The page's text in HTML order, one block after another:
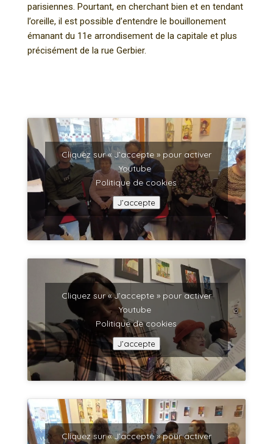
parisiennes. Pourtant, en cherchant bien et en tendant
l’oreille, il est possible d’entendre le bouillonement
émanant du 11e arrondisement de la capitale et plus
précisément de la rue Gerbier.
Cliquez sur « J’accepte » pour activer
Youtube
Politique de cookies
J’accepte
Cliquez sur « J’accepte » pour activer
Youtube
Politique de cookies
J’accepte
Cliquez sur « J’accepte » pour activer